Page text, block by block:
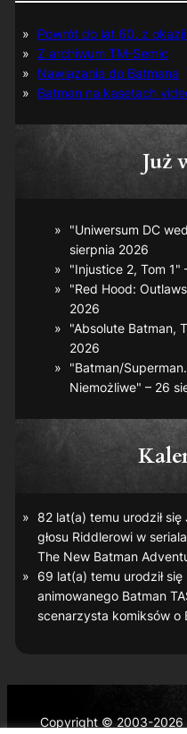
Powrót do lat 60. z
Z archiwum TM-Semic
Nawiązania do Batmana
Batman na kasetach
Już
"Uniwersum DC
sierpnia 2026
"Injustice 2, Tom 1"
"Red Hood:
2026
"Absolute Batman,
2026
"Batman/
Niemożliwe" – 26
82 lat(a) temu urodził
głosu Riddlerowi w
The New Batman
69 lat(a) temu urodził
animowanego Batman
scenarzysta komiksów o
Copyright © 2003-2026